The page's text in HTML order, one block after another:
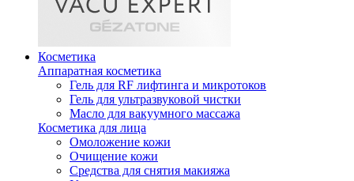
Косметика
Аппаратная косметика
Гель для RF лифтинга и микротоков
Гель для ультразвуковой чистки
Масло для вакуумного массажа
Косметика для лица
Омоложение кожи
Очищение кожи
Средства для снятия макияжа